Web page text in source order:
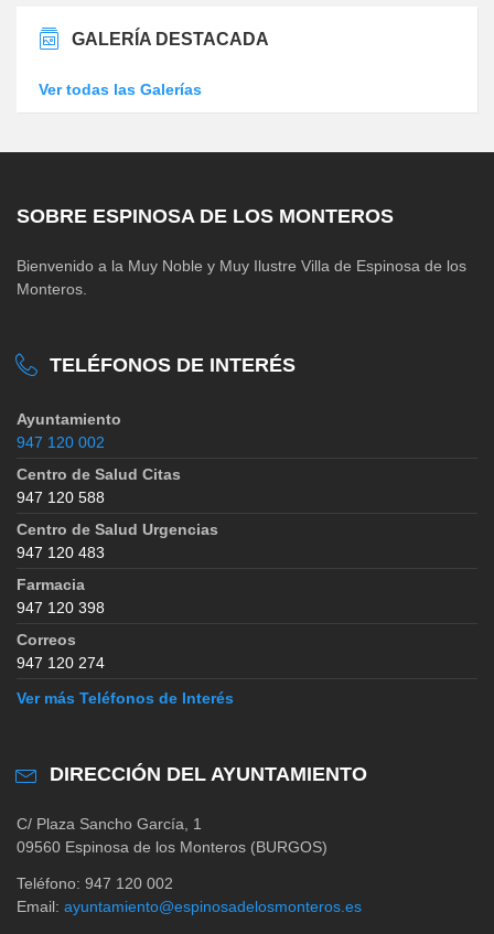
GALERÍA DESTACADA
Ver todas las Galerías
SOBRE ESPINOSA DE LOS MONTEROS
Bienvenido a la Muy Noble y Muy Ilustre Villa de Espinosa de los
Monteros.
TELÉFONOS DE INTERÉS
Ayuntamiento
947 120 002
Centro de Salud Citas
947 120 588
Centro de Salud Urgencias
947 120 483
Farmacia
947 120 398
Correos
947 120 274
Ver más Teléfonos de Interés
DIRECCIÓN DEL AYUNTAMIENTO
C/ Plaza Sancho García, 1
09560 Espinosa de los Monteros (BURGOS)
Teléfono: 947 120 002
Email: ayuntamiento@espinosadelosmonteros.es